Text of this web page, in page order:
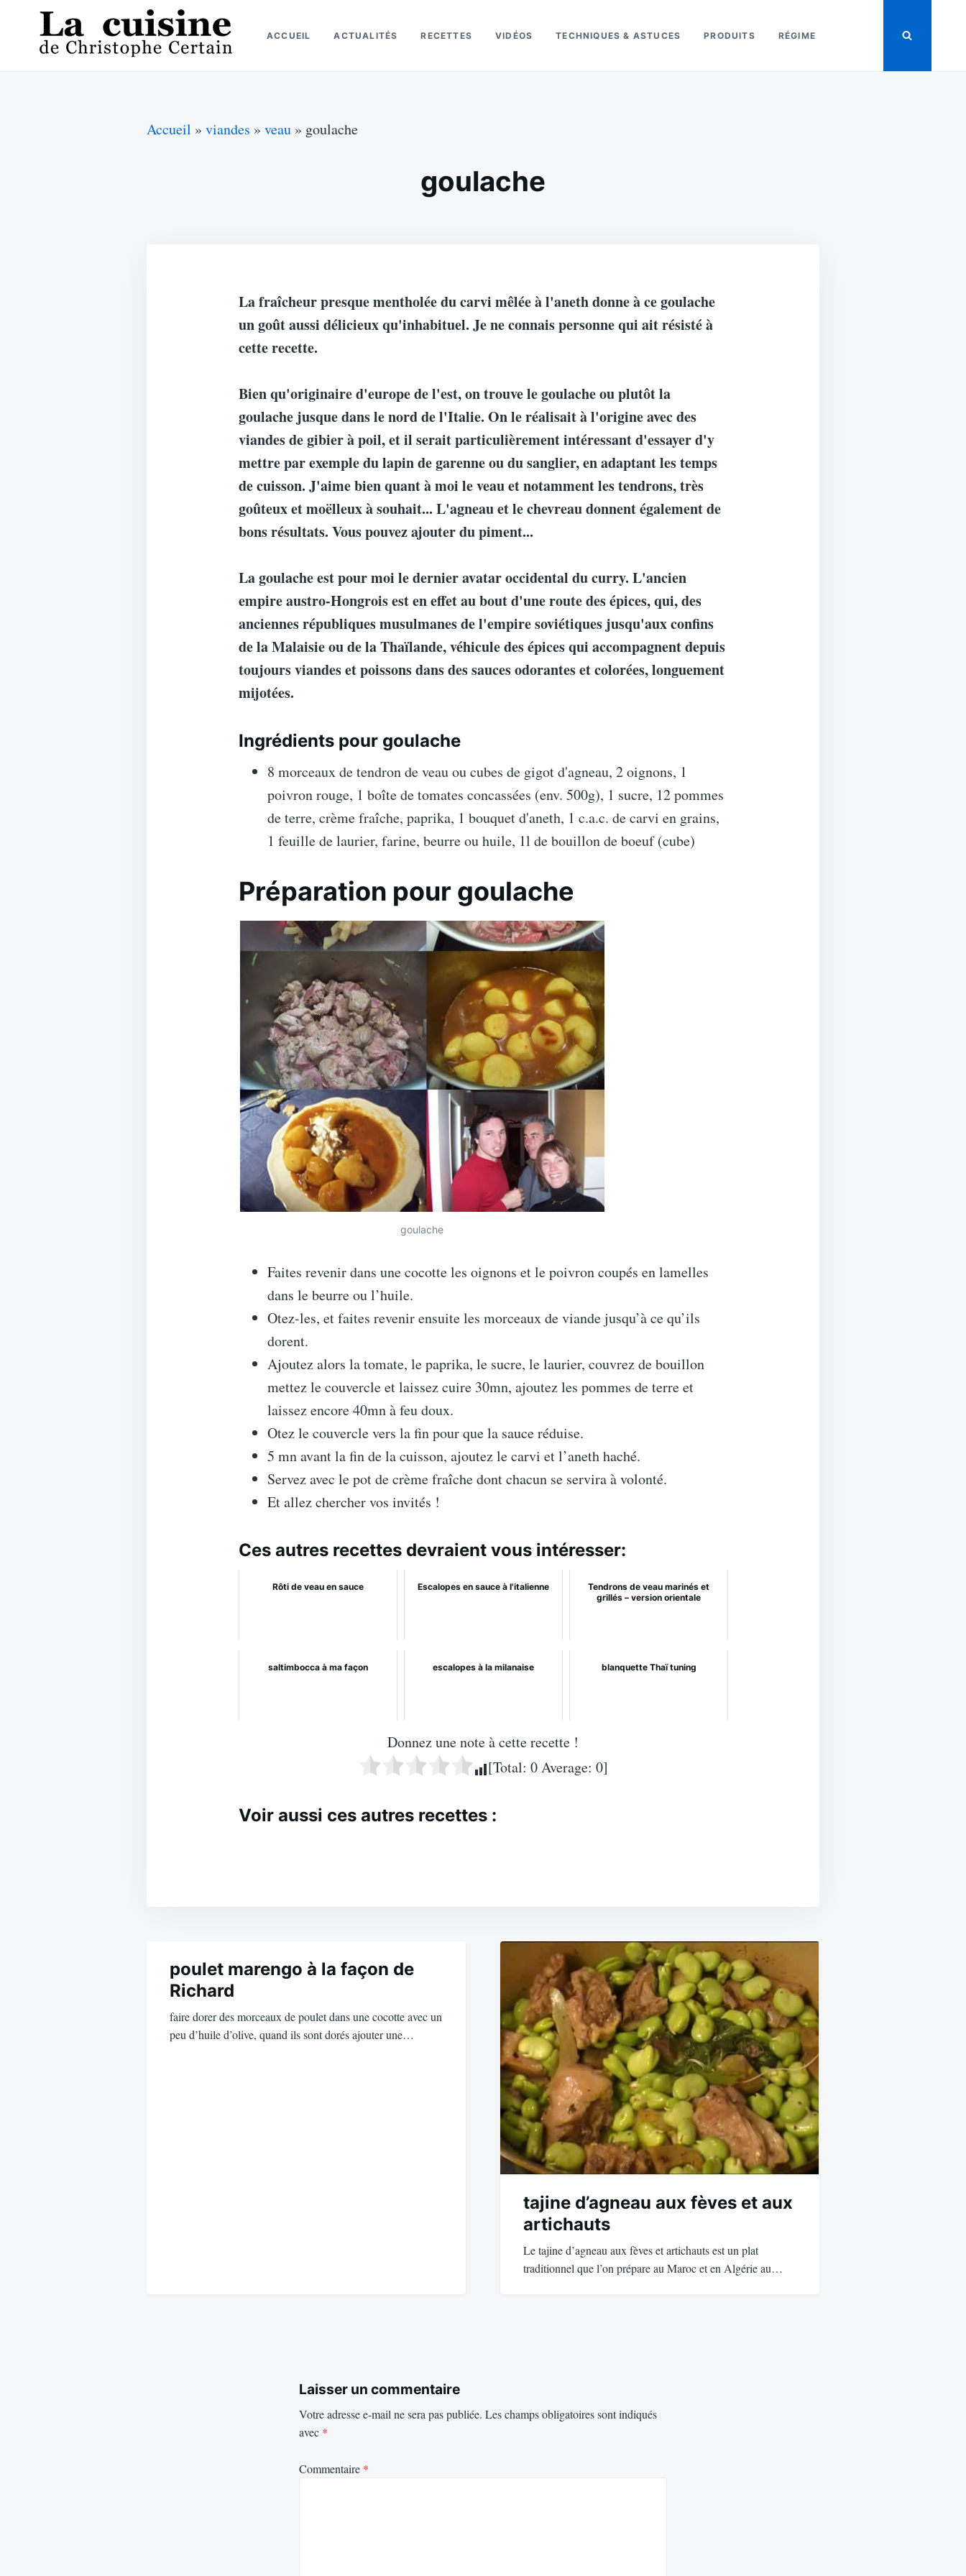
content
for:
ACCUEIL ACTUALITÉS RECETTES VIDÉOS TECHNIQUES & ASTUCES PRODUITS RÉGIME
Accueil » viandes » veau » goulache
goulache
La fraîcheur presque mentholée du carvi mêlée à l'aneth donne à ce goulache
un goût aussi délicieux qu'inhabituel. Je ne connais personne qui ait résisté à
cette recette.
Bien qu'originaire d'europe de l'est, on trouve le goulache ou plutôt la
goulache jusque dans le nord de l'Italie. On le réalisait à l'origine avec des
viandes de gibier à poil, et il serait particulièrement intéressant d'essayer d'y
mettre par exemple du lapin de garenne ou du sanglier, en adaptant les temps
de cuisson. J'aime bien quant à moi le veau et notamment les tendrons, très
goûteux et moëlleux à souhait... L'agneau et le chevreau donnent également de
bons résultats. Vous pouvez ajouter du piment...
La goulache est pour moi le dernier avatar occidental du curry. L'ancien
empire austro-Hongrois est en effet au bout d'une route des épices, qui, des
anciennes républiques musulmanes de l'empire soviétiques jusqu'aux confins
de la Malaisie ou de la Thaïlande, véhicule des épices qui accompagnent depuis
toujours viandes et poissons dans des sauces odorantes et colorées, longuement
mijotées.
Ingrédients pour goulache
8 morceaux de tendron de veau ou cubes de gigot d'agneau, 2 oignons, 1
poivron rouge, 1 boîte de tomates concassées (env. 500g), 1 sucre, 12 pommes
de terre, crème fraîche, paprika, 1 bouquet d'aneth, 1 c.a.c. de carvi en grains,
1 feuille de laurier, farine, beurre ou huile, 1l de bouillon de boeuf (cube)
Préparation pour goulache
goulache
Faites revenir dans une cocotte les oignons et le poivron coupés en lamelles
dans le beurre ou l’huile.
Otez-les, et faites revenir ensuite les morceaux de viande jusqu’à ce qu’ils
dorent.
Ajoutez alors la tomate, le paprika, le sucre, le laurier, couvrez de bouillon
mettez le couvercle et laissez cuire 30mn, ajoutez les pommes de terre et
laissez encore 40mn à feu doux.
Otez le couvercle vers la fin pour que la sauce réduise.
5 mn avant la fin de la cuisson, ajoutez le carvi et l’aneth haché.
Servez avec le pot de crème fraîche dont chacun se servira à volonté.
Et allez chercher vos invités !
Ces autres recettes devraient vous intéresser:
Rôti de veau en sauce Escalopes en sauce à l'italienne
Tendrons de veau marinés et
grillés – version orientale
saltimbocca à ma façon escalopes à la milanaise blanquette Thaï tuning
Donnez une note à cette recette !
[Total: 0Average: 0]
Voir aussi ces autres recettes :
de
l’article
poulet marengo à la façon de
Richard
faire dorer des morceaux de poulet dans une cocotte avec un
peu d’huile d’olive, quand ils sont dorés ajouter une…
tajine d’agneau aux fèves et aux
artichauts
Le tajine d’agneau aux fèves et artichauts est un plat
traditionnel que l’on prépare au Maroc et en Algérie au…
Laisser un commentaire
Votre adresse e-mail ne sera pas publiée. Les champs obligatoires sont indiqués
avec *
Commentaire *